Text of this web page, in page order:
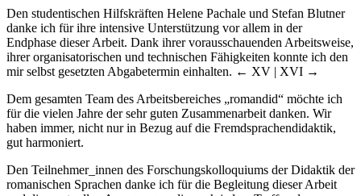
Den studentischen Hilfskräften Helene Pachale und Stefan Blutner
danke ich für ihre intensive Unterstützung vor allem in der
Endphase dieser Arbeit. Dank ihrer vorausschauenden Arbeitsweise,
ihrer organisatorischen und technischen Fähigkeiten konnte ich den
mir selbst gesetzten Abgabetermin einhalten. ← XV | XVI →
Dem gesamten Team des Arbeitsbereiches „romandid“ möchte ich
für die vielen Jahre der sehr guten Zusammenarbeit danken. Wir
haben immer, nicht nur in Bezug auf die Fremdsprachendidaktik,
gut harmoniert.
Den Teilnehmer_innen des Forschungskolloquiums der Didaktik der
romanischen Sprachen danke ich für die Begleitung dieser Arbeit